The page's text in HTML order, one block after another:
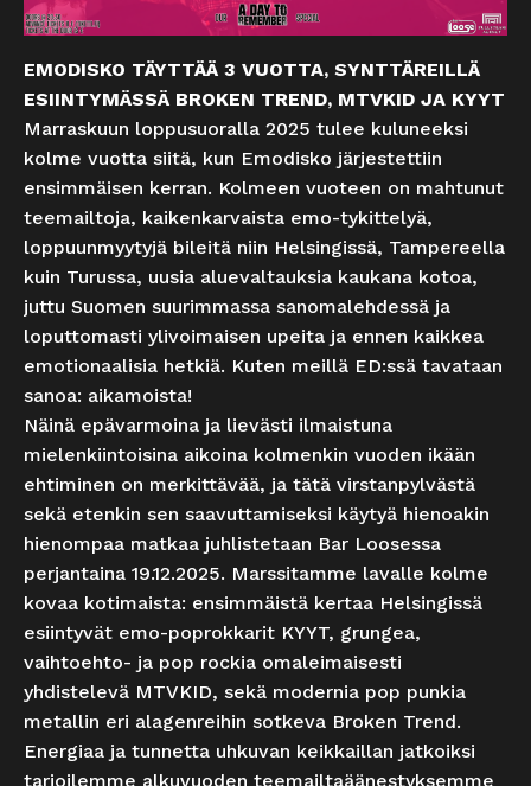
EMODISKO TÄYTTÄÄ 3 VUOTTA, SYNTTÄREILLÄ
ESIINTYMÄSSÄ BROKEN TREND, MTVKID JA KYYT
Marraskuun loppusuoralla 2025 tulee kuluneeksi
kolme vuotta siitä, kun Emodisko järjestettiin
ensimmäisen kerran. Kolmeen vuoteen on mahtunut
teemailtoja, kaikenkarvaista emo-tykittelyä,
loppuunmyytyjä bileitä niin Helsingissä, Tampereella
kuin Turussa, uusia aluevaltauksia kaukana kotoa,
juttu Suomen suurimmassa sanomalehdessä ja
loputtomasti ylivoimaisen upeita ja ennen kaikkea
emotionaalisia hetkiä. Kuten meillä ED:ssä tavataan
sanoa: aikamoista!
Näinä epävarmoina ja lievästi ilmaistuna
mielenkiintoisina aikoina kolmenkin vuoden ikään
ehtiminen on merkittävää, ja tätä virstanpylvästä
sekä etenkin sen saavuttamiseksi käytyä hienoakin
hienompaa matkaa juhlistetaan Bar Loosessa
perjantaina 19.12.2025. Marssitamme lavalle kolme
kovaa kotimaista: ensimmäistä kertaa Helsingissä
esiintyvät emo-poprokkarit KYYT, grungea,
vaihtoehto- ja pop rockia omaleimaisesti
yhdistelevä MTVKID, sekä modernia pop punkia
metallin eri alagenreihin sotkeva Broken Trend.
Energiaa ja tunnetta uhkuvan keikkaillan jatkoiksi
tarjoilemme alkuvuoden teemailtaäänestyksemme